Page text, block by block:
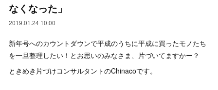
なくなった」
2019.01.24 10:00
新年号へのカウントダウンで平成のうちに平成に買ったモノたち
を一旦整理したい！とお思いのみなさま、片づいてますかー？
ときめき片づけコンサルタントのChinacoです。